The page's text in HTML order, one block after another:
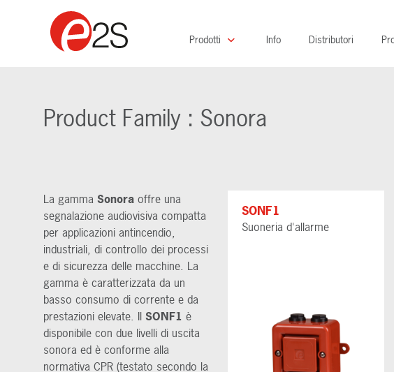
Prodotti Info Distributori
Product Family : Sonora
SONF1
Suoneria d'allarme
La gamma Sonora offre una
segnalazione audiovisiva compatta
per applicazioni antincendio,
industriali, di controllo dei processi
e di sicurezza delle macchine. La
gamma è caratterizzata da un
basso consumo di corrente e da
prestazioni elevate. Il SONF1 è
disponibile con due livelli di uscita
sonora ed è conforme alla
normativa CPR (testato secondo la